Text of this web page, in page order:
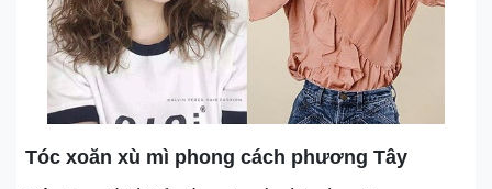
Tóc xoăn xù mì phong cách phương Tây